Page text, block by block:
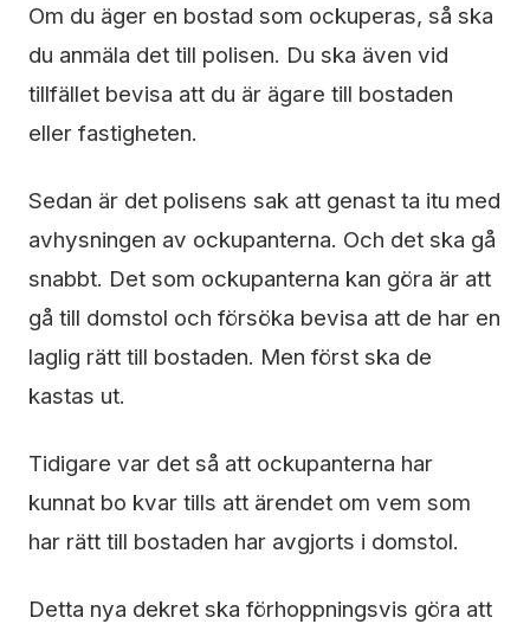
Om du äger en bostad som ockuperas, så ska
du anmäla det till polisen. Du ska även vid
tillfället bevisa att du är ägare till bostaden
eller fastigheten.
Sedan är det polisens sak att genast ta itu med
avhysningen av ockupanterna. Och det ska gå
snabbt. Det som ockupanterna kan göra är att
gå till domstol och försöka bevisa att de har en
laglig rätt till bostaden. Men först ska de
kastas ut.
Tidigare var det så att ockupanterna har
kunnat bo kvar tills att ärendet om vem som
har rätt till bostaden har avgjorts i domstol.
Detta nya dekret ska förhoppningsvis göra att